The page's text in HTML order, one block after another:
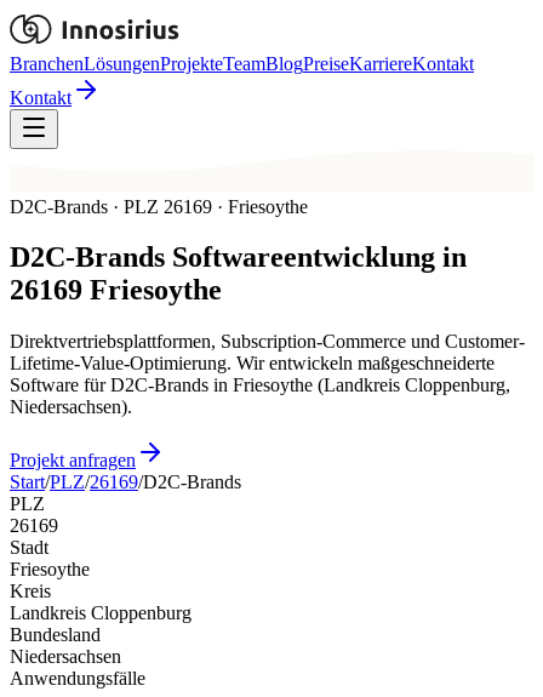
BranchenLösungenProjekteTeamBlogPreiseKarriereKontakt
Kontakt
D2C-Brands · PLZ 26169 · Friesoythe
D2C-Brands Softwareentwicklung in
26169 Friesoythe
Direktvertriebsplattformen, Subscription-Commerce und Customer-
Lifetime-Value-Optimierung. Wir entwickeln maßgeschneiderte
Software für D2C-Brands in Friesoythe (Landkreis Cloppenburg,
Niedersachsen).
Projekt anfragen
Start/PLZ/26169/D2C-Brands
PLZ
26169
Stadt
Friesoythe
Kreis
Landkreis Cloppenburg
Bundesland
Niedersachsen
Anwendungsfälle